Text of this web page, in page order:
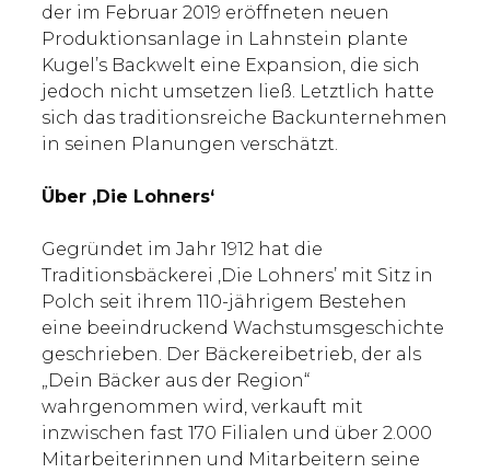
der im Februar 2019 eröffneten neuen
Produktionsanlage in Lahnstein plante
Kugel’s Backwelt eine Expansion, die sich
jedoch nicht umsetzen ließ. Letztlich hatte
sich das traditionsreiche Backunternehmen
in seinen Planungen verschätzt.
Über ‚Die Lohners‘
Gegründet im Jahr 1912 hat die
Traditionsbäckerei ‚Die Lohners’ mit Sitz in
Polch seit ihrem 110-jährigem Bestehen
eine beeindruckend Wachstumsgeschichte
geschrieben. Der Bäckereibetrieb, der als
„Dein Bäcker aus der Region“
wahrgenommen wird, verkauft mit
inzwischen fast 170 Filialen und über 2.000
Mitarbeiterinnen und Mitarbeitern seine